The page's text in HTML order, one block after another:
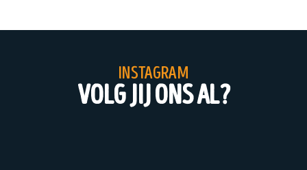
instagram
volg jij ons al?